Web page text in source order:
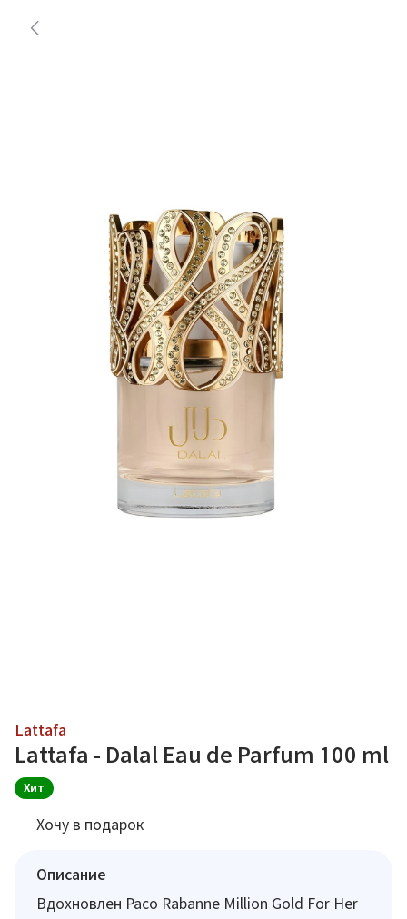
Lattafa
Lattafa - Dalal Eau de Parfum 100 ml
Хит
Хочу в подарок
Описание
Вдохновлен Paco Rabanne Million Gold For Her